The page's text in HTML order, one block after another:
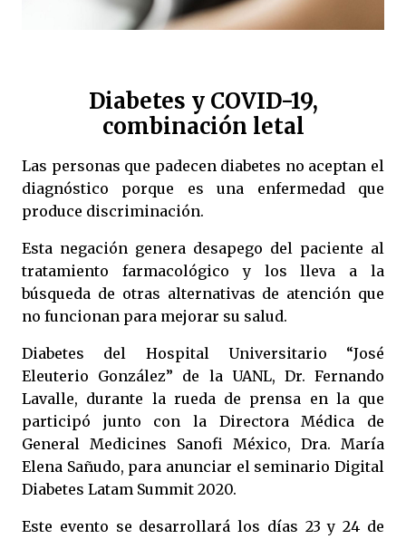
Diabetes y COVID-19,
combinación letal
Las personas que padecen diabetes no aceptan el
diagnóstico porque es una enfermedad que
produce discriminación.
Esta negación genera desapego del paciente al
tratamiento farmacológico y los lleva a la
búsqueda de otras alternativas de atención que
no funcionan para mejorar su salud.
Diabetes del Hospital Universitario “José
Eleuterio González” de la UANL, Dr. Fernando
Lavalle, durante la rueda de prensa en la que
participó junto con la Directora Médica de
General Medicines Sanofi México, Dra. María
Elena Sañudo, para anunciar el seminario Digital
Diabetes Latam Summit 2020.
Este evento se desarrollará los días 23 y 24 de